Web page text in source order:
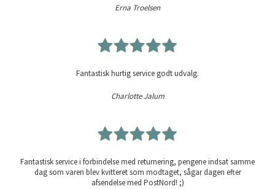
Erna Troelsen
Fantastisk hurtig service godt udvalg.
Charlotte Jalum
Fantastisk service i forbindelse med returnering, pengene indsat samme
dag som varen blev kvitteret som modtaget, sågar dagen efter
afsendelse med PostNord! ;)